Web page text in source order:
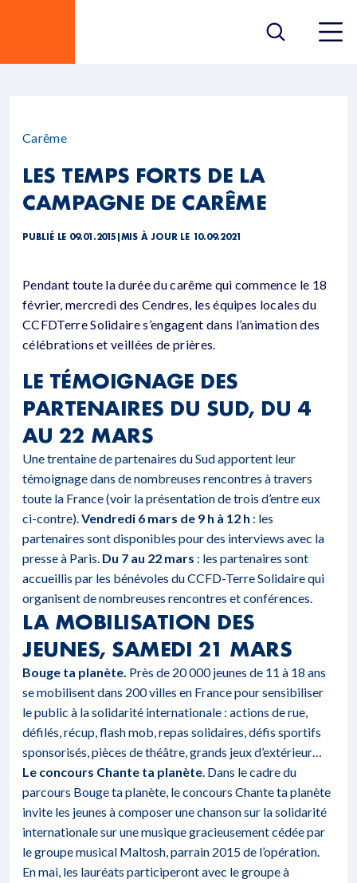
Carême
LES TEMPS FORTS DE LA
CAMPAGNE DE CARÊME
PUBLIÉ LE 09.01.2015 MIS À JOUR LE 10.09.2021
Pendant toute la durée du carême qui commence le 18
février, mercredi des Cendres, les équipes locales du
CCFDTerre Solidaire s’engagent dans l’animation des
célébrations et veillées de prières.
LE TÉMOIGNAGE DES
PARTENAIRES DU SUD, DU 4
AU 22 MARS
Une trentaine de partenaires du Sud apportent leur
témoignage dans de nombreuses rencontres à travers
toute la France (voir la présentation de trois d’entre eux
ci-contre).Vendredi 6 mars de 9 h à 12 h : les
partenaires sont disponibles pour des interviews avec la
presse à Paris. Du 7 au 22 mars : les partenaires sont
accueillis par les bénévoles du CCFD-Terre Solidaire qui
organisent de nombreuses rencontres et conférences.
LA MOBILISATION DES
JEUNES, SAMEDI 21 MARS
Bouge ta planète. Près de 20 000 jeunes de 11 à 18 ans
se mobilisent dans 200 villes en France pour sensibiliser
le public à la solidarité internationale : actions de rue,
défilés, récup, flash mob, repas solidaires, défis sportifs
sponsorisés, pièces de théâtre, grands jeux d’extérieur…
Le concours Chante ta planète. Dans le cadre du
parcours Bouge ta planète, le concours Chante ta planète
invite les jeunes à composer une chanson sur la solidarité
internationale sur une musique gracieusement cédée par
le groupe musical Maltosh, parrain 2015 de l’opération.
En mai, les lauréats participeront avec le groupe à